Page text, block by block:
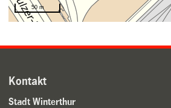
Kontakt
Stadt Winterthur